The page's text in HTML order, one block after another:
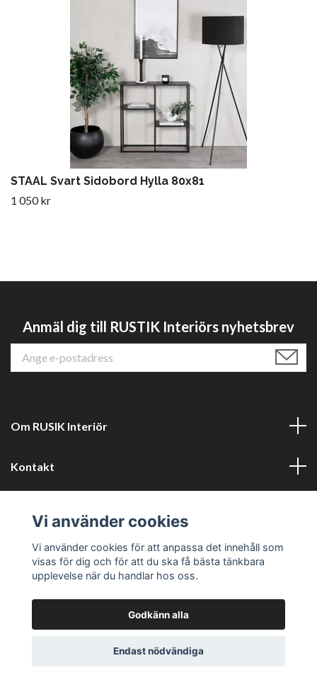
STAAL Svart Sidobord Hylla 80x81
1 050 kr
Anmäl dig till RUSTIK Interiörs nyhetsbrev
Om RUSIK Interiör
Kontakt
Sociala medier
© 2026 RUSTIK Interiör Powered by Quickbutik
Vi använder cookies
Vi använder cookies för att anpassa det innehåll som
visas för dig och för att du ska få bästa tänkbara
upplevelse när du handlar hos oss.
Godkänn alla
Endast nödvändiga